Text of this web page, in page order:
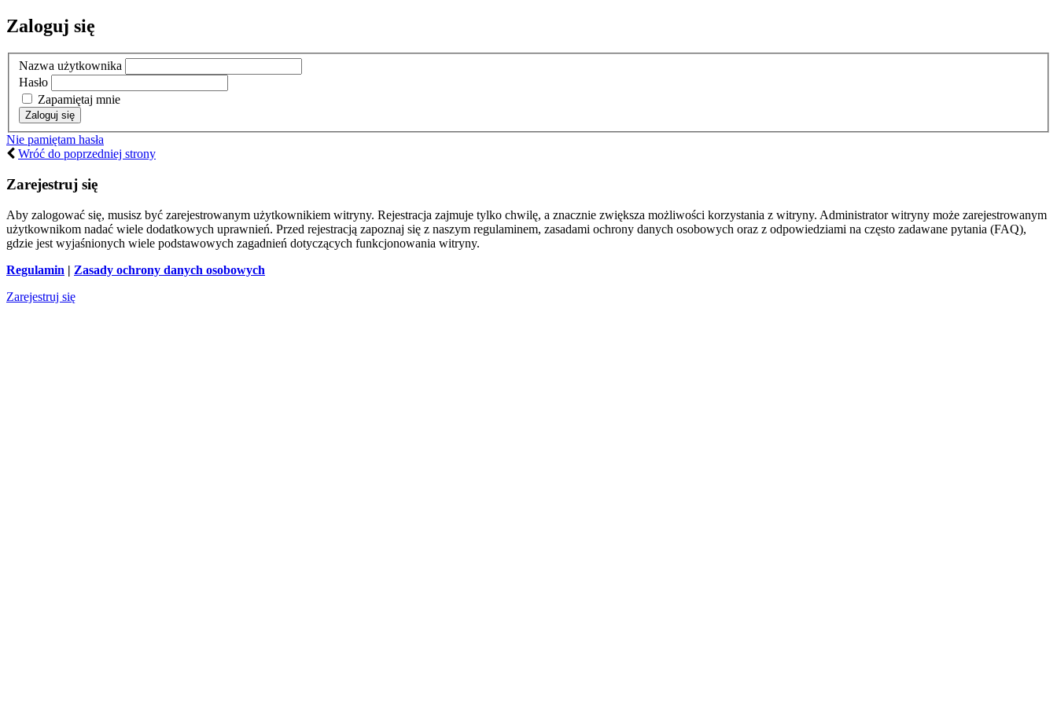
Zaloguj się
Nazwa użytkownika
Hasło
Zapamiętaj mnie
Nie pamiętam hasła
Wróć do poprzedniej strony
Zarejestruj się
Aby zalogować się, musisz być zarejestrowanym użytkownikiem witryny. Rejestracja zajmuje tylko chwilę, a znacznie zwiększa możliwości korzystania z witryny. Administrator witryny może zarejestrowanym
użytkownikom nadać wiele dodatkowych uprawnień. Przed rejestracją zapoznaj się z naszym regulaminem, zasadami ochrony danych osobowych oraz z odpowiedziami na często zadawane pytania (FAQ),
gdzie jest wyjaśnionych wiele podstawowych zagadnień dotyczących funkcjonowania witryny.
Regulamin | Zasady ochrony danych osobowych
Zarejestruj się